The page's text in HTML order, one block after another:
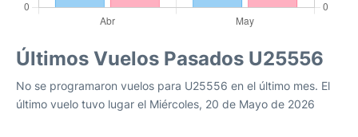
Últimos Vuelos Pasados U25556
No se programaron vuelos para U25556 en el último mes. El
último vuelo tuvo lugar el Miércoles, 20 de Mayo de 2026